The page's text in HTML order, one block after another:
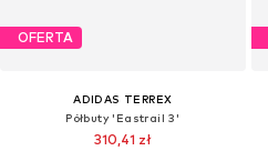
OFERTA
ADIDAS TERREX
Półbuty 'Eastrail 3'
310,41 zł